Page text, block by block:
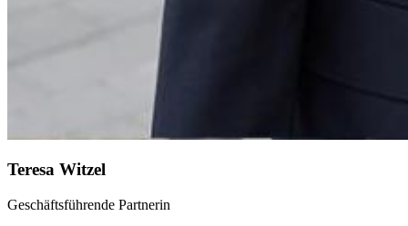
Teresa Witzel
Geschäftsführende Partnerin